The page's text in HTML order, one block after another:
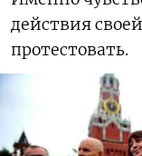
действия
протестовать.